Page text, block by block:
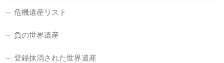
危機遺産リスト
負の世界遺産
登録抹消された世界遺産